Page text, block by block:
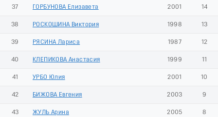
37 ГОРБУНОВА Елизавета 2001 14
38 РОСКОШИНА Виктория 1998 13
39 РЯСИНА Лариса 1987 12
40 КЛЕПИКОВА Анастасия 1999 11
41 УРБО Юлия 2001 10
42 БИЖОВА Евгения 2003 9
43 ЖУЛЬ Арина 2005 8